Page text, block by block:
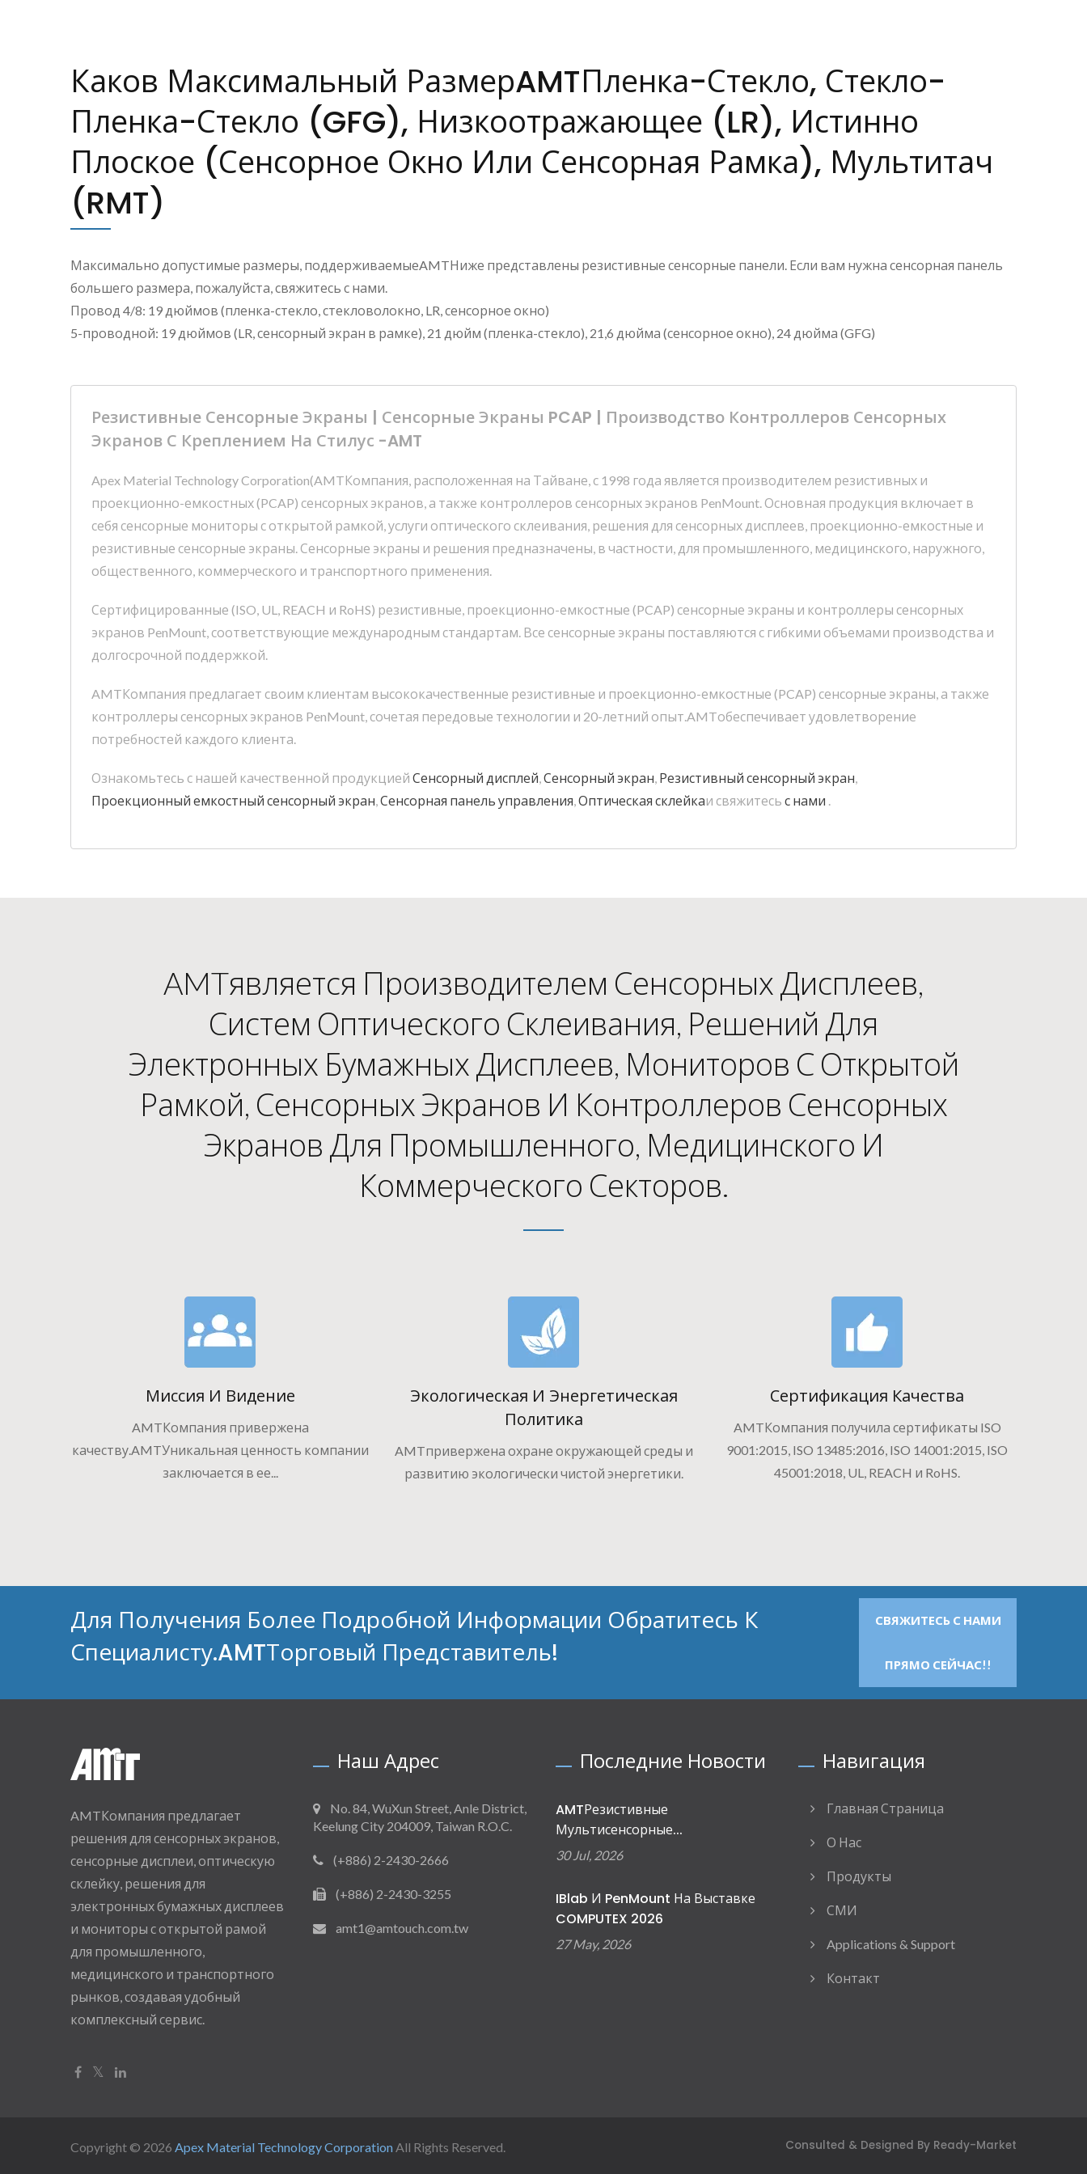
Каков Максимальный РазмерAMTПленка-Стекло, Стекло-
Пленка-Стекло (GFG), Низкоотражающее (LR), Истинно
Плоское (сенсорное Окно Или Сенсорная Рамка), Мультитач
(RMT)
Максимально допустимые размеры, поддерживаемыеAMTНиже представлены резистивные сенсорные панели. Если вам нужна сенсорная панель
большего размера, пожалуйста, свяжитесь с нами.
Провод 4/8: 19 дюймов (пленка-стекло, стекловолокно, LR, сенсорное окно)
5-проводной: 19 дюймов (LR, сенсорный экран в рамке), 21 дюйм (пленка-стекло), 21,6 дюйма (сенсорное окно), 24 дюйма (GFG)
Резистивные Сенсорные Экраны | Сенсорные Экраны PCAP | Производство Контроллеров Сенсорных
Экранов С Креплением На Стилус -AMT
Apex Material Technology Corporation(AMTКомпания, расположенная на Тайване, с 1998 года является производителем резистивных и
проекционно-емкостных (PCAP) сенсорных экранов, а также контроллеров сенсорных экранов PenMount. Основная продукция включает в
себя сенсорные мониторы с открытой рамкой, услуги оптического склеивания, решения для сенсорных дисплеев, проекционно-емкостные и
резистивные сенсорные экраны. Сенсорные экраны и решения предназначены, в частности, для промышленного, медицинского, наружного,
общественного, коммерческого и транспортного применения.
Сертифицированные (ISO, UL, REACH и RoHS) резистивные, проекционно-емкостные (PCAP) сенсорные экраны и контроллеры сенсорных
экранов PenMount, соответствующие международным стандартам. Все сенсорные экраны поставляются с гибкими объемами производства и
долгосрочной поддержкой.
AMTКомпания предлагает своим клиентам высококачественные резистивные и проекционно-емкостные (PCAP) сенсорные экраны, а также
контроллеры сенсорных экранов PenMount, сочетая передовые технологии и 20-летний опыт.AMTобеспечивает удовлетворение
потребностей каждого клиента.
Ознакомьтесь с нашей качественной продукцией Сенсорный дисплей,Сенсорный экран, Резистивный сенсорный экран,
Проекционный емкостный сенсорный экран,Сенсорная панель управления,Оптическая склейкаи свяжитесь с нами .
AMTявляется Производителем Сенсорных Дисплеев,
Систем Оптического Склеивания, Решений Для
Электронных Бумажных Дисплеев, Мониторов С Открытой
Рамкой, Сенсорных Экранов И Контроллеров Сенсорных
Экранов Для Промышленного, Медицинского И
Коммерческого Секторов.
Миссия И Видение
AMTКомпания привержена
качеству.AMTУникальная ценность компании
заключается в ее...
Экологическая И Энергетическая
Политика
AMTпривержена охране окружающей среды и
развитию экологически чистой энергетики.
Сертификация Качества
AMTКомпания получила сертификаты ISO
9001:2015, ISO 13485:2016, ISO 14001:2015, ISO
45001:2018, UL, REACH и RoHS.
Для Получения Более Подробной Информации Обратитесь К
Специалисту.AMTТорговый Представитель!
СВЯЖИТЕСЬ С НАМИ
ПРЯМО СЕЙЧАС!!
AMTКомпания предлагает
решения для сенсорных экранов,
сенсорные дисплеи, оптическую
склейку, решения для
электронных бумажных дисплеев
и мониторы с открытой рамой
для промышленного,
медицинского и транспортного
рынков, создавая удобный
комплексный сервис.
Наш Адрес
No. 84, WuXun Street, Anle District,
Keelung City 204009, Taiwan R.O.C.
(+886) 2-2430-2666
(+886) 2-2430-3255
amt1@amtouch.com.tw
Последние Новости
AMTРезистивные
Мультисенсорные...
30 Jul, 2026
IBlab И PenMount На Выставке
COMPUTEX 2026
27 May, 2026
Навигация
Главная Страница
О Нас
Продукты
СМИ
Applications & Support
Контакт
Copyright © 2026 Apex Material Technology CorporationAll Rights Reserved. Consulted & Designed By Ready-Market